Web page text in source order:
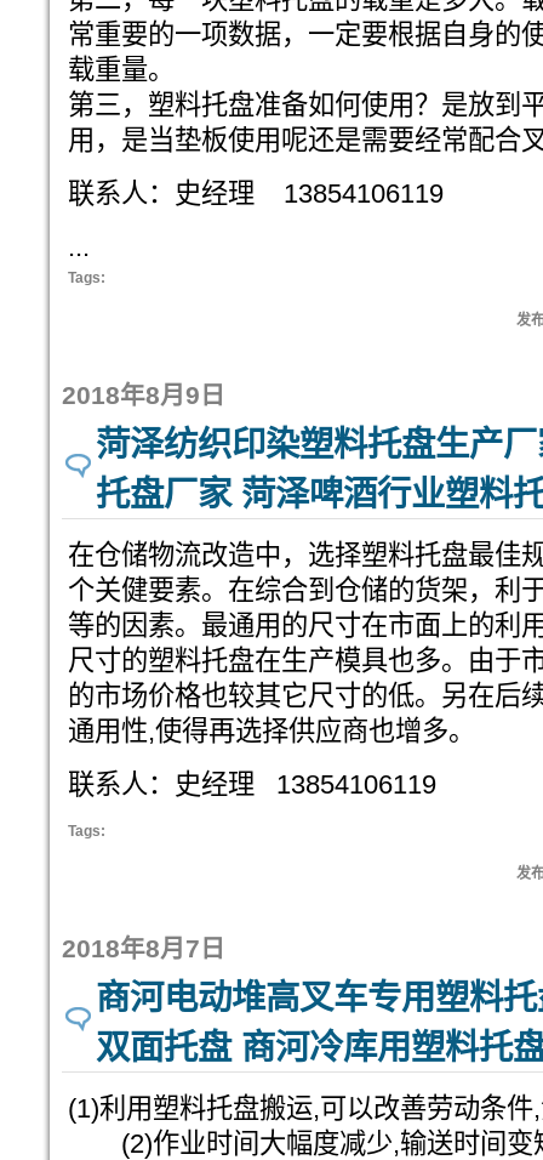
常重要的一项数据，一定要根据自身的
载重量。
第三，塑料托盘准备如何使用？是放到
用，是当垫板使用呢还是需要经常配合
联系人：史经理 13854106119
...
Tags:
发
2018年8月9日
菏泽纺织印染塑料托盘生产
托盘厂家 菏泽啤酒行业塑料
在仓储物流改造中，选择塑料托盘最佳
个关健要素。在综合到仓储的货架，利
等的因素。最通用的尺寸在市面上的利
尺寸的塑料托盘在生产模具也多。由于
的市场价格也较其它尺寸的低。另在后
通用性,使得再选择供应商也增多。
联系人：史经理 13854106119
Tags:
发
2018年8月7日
商河电动堆高叉车专用塑料
双面托盘 商河冷库用塑料托
(1)利用塑料托盘搬运,可以改善劳动条
(2)作业时间大幅度减少,输送时间变